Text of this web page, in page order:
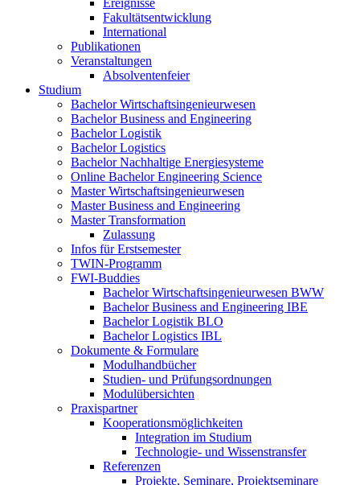
Ereignisse
Fakultätsentwicklung
International
Publikationen
Veranstaltungen
Absolventenfeier
Studium
Bachelor Wirtschaftsingenieurwesen
Bachelor Business and Engineering
Bachelor Logistik
Bachelor Logistics
Bachelor Nachhaltige Energiesysteme
Online Bachelor Engineering Science
Master Wirtschaftsingenieurwesen
Master Business and Engineering
Master Transformation
Zulassung
Infos für Erstsemester
TWIN-Programm
FWI-Buddies
Bachelor Wirtschaftsingenieurwesen BWW
Bachelor Business and Engineering IBE
Bachelor Logistik BLO
Bachelor Logistics IBL
Dokumente & Formulare
Modulhandbücher
Studien- und Prüfungsordnungen
Modulübersichten
Praxispartner
Kooperationsmöglichkeiten
Integration im Studium
Technologie- und Wissenstransfer
Referenzen
Projekte, Seminare, Projektseminare